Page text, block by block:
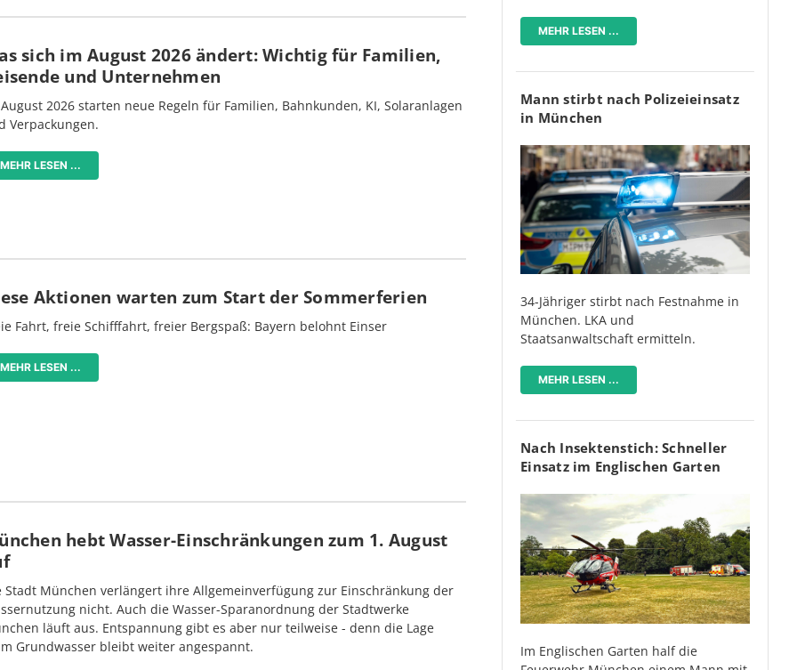
sich im August 2026 ändert: Wichtig für Familien,
und Unternehmen
2026 starten neue Regeln für Familien, Bahnkunden, KI, Solaranlagen
Verpackungen.
MEHR LESEN ...
Aktionen warten zum Start der Sommerferien
Fahrt, freie Schifffahrt, freier Bergspaß: Bayern belohnt Einser
MEHR LESEN ...
hebt Wasser-Einschränkungen zum 1. August
Stadt München verlängert ihre Allgemeinverfügung zur Einschränkung der
nicht. Auch die Wasser-Sparanordnung der Stadtwerke
läuft aus. Entspannung gibt es aber nur teilweise - denn die Lage
Grundwasser bleibt weiter angespannt.
MEHR LESEN ...
Mann stirbt nach Polizeieinsatz
in München
34-Jähriger stirbt nach Festnahme in
München. LKA und
Staatsanwaltschaft ermitteln.
MEHR LESEN ...
Nach Insektenstich: Schneller
Einsatz im Englischen Garten
Im Englischen Garten half die